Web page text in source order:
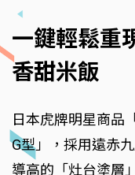
一鍵輕鬆重
香甜米飯
日本虎牌明星商品
G型」，採用遠赤
導高的「灶台塗層